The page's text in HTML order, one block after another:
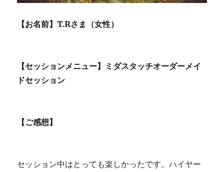
【お名前】T.Rさま（女性）
【セッションメニュー】ミダスタッチオーダーメイ
ドセッション
【ご感想】
セッション中はとっても楽しかったです。ハイヤー